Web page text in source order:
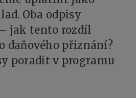
Oba odpisy
jak tento rozdíl
daňového přiznání?
poradit v programu